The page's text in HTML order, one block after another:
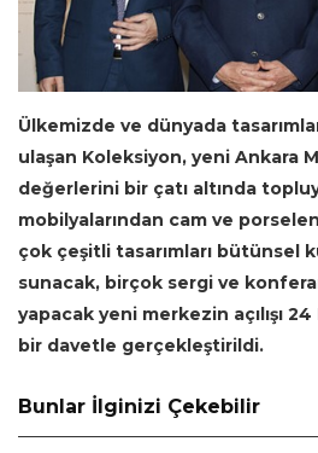
Ülkemizde ve dünyada
ulaşan Koleksiyon, yeni Ankara
değerlerini bir çatı altında
mobilyalarından cam ve
çok çeşitli tasarımları bütünsel
sunacak, birçok sergi ve
yapacak yeni merkezin açılışı 24
bir davetle gerçekleştirildi.
Bunlar İlginizi Çekebilir